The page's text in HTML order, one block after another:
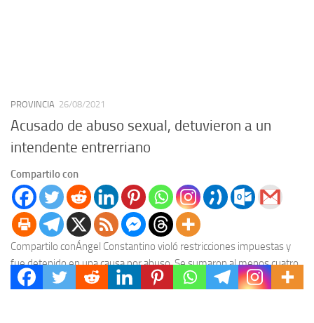
PROVINCIA 26/08/2021
Acusado de abuso sexual, detuvieron a un
intendente entrerriano
Compartilo con
Compartilo conÁngel Constantino violó restricciones impuestas y
fue detenido en una causa por abuso. Se sumaron al menos cuatro
nuevos testimonios en su contra. El...